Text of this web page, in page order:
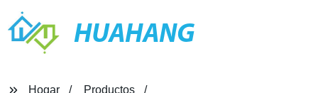
HUAHANG
Hogar
Productos